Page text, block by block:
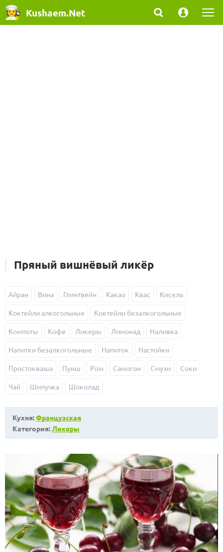
Kushaem.Net
Пряный вишнёвый ликёр
Айран Вина Глинтвейн Какао Квас Кисель
Коктейли алкогольные Коктейли безалкогольные
Компоты Кофе Ликеры Лимонад Наливка
Напитки безалкогольные Напиток Настойки
Простокваша Пунш Ром Самогон Смузи Соки
Чай Шипучка Шоколад
Кухня:Французская
Категория:Ликеры